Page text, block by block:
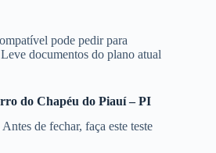
pode pedir para
documentos do plano atual
do Chapéu do Piauí – PI
de fechar, faça este teste